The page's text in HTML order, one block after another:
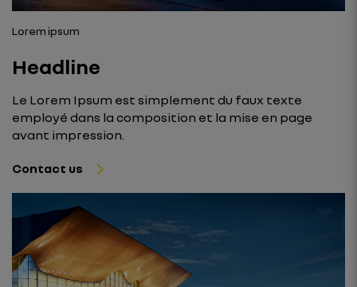
Lorem ipsum
Headline
Le Lorem Ipsum est simplement du faux texte
employé dans la composition et la mise en page
avant impression.
Contact us